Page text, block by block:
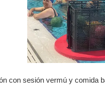
con sesión vermú y comida